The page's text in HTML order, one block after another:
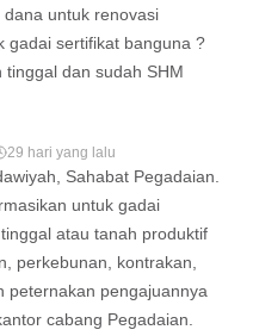
untuk renovasi
gadai sertifikat banguna ?
dan sudah SHM
29 hari yang lalu
Sahabat Pegadaian.
untuk gadai
atau tanah produktif
perkebunan, kontrakan,
peternakan pengajuannya
cabang Pegadaian.